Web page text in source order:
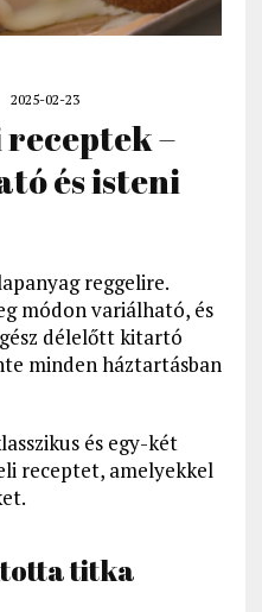
2025-02-23
receptek –
és isteni
reggelire.
módon variálható, és
délelőtt kitartó
minden háztartásban
és egy-két
receptet, amelyekkel
titka